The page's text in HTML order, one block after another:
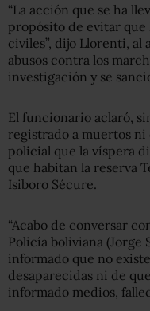
“La acción que se ha
propósito de evitar
civiles”, dijo Llorenti, al
abusos contra los
investigación y se
El funcionario aclaró,
registrado a muertos ni
policial que la víspera
que habitan la reserva
Isiboro Sécure.
“Acabo de conversar
Policía boliviana (Jorge
informado que no
desaparecidas ni de
informado medios,